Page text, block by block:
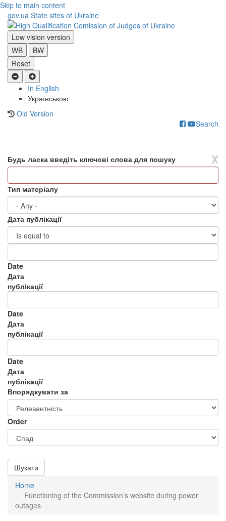
Skip to main content
gov.ua State sites of Ukraine
Low vision version
WB
BW
Reset
In English
Українською
Old Version
Search
X
Будь ласка введіть ключові слова для пошуку
Тип матеріалу
Дата публікації
Date
Дата
публікації
Date
Дата
публікації
Date
Дата
публікації
Впорядкувати за
Order
Шукати
Home
Functioning of the Commission’s website during power
outages